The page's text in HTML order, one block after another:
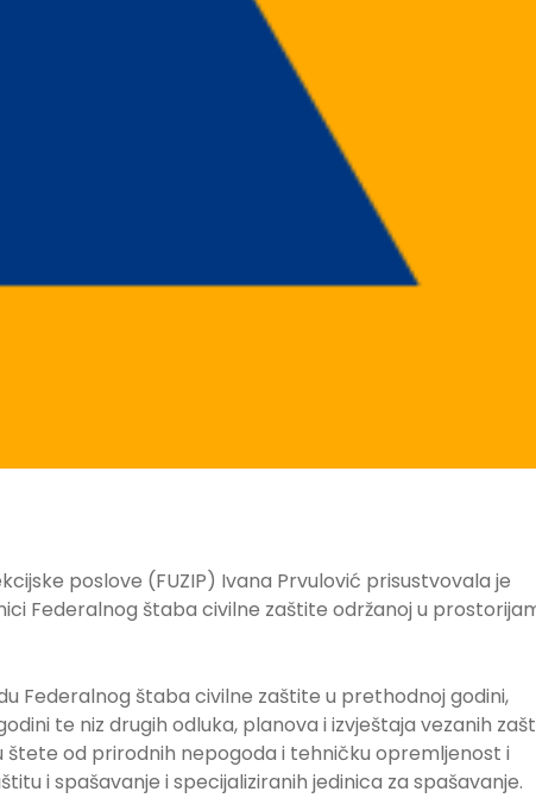
poslove (FUZIP) Ivana Prvulović prisustvovala je
Federalnog štaba civilne zaštite održanoj u
Federalnog štaba civilne zaštite u prethodnoj godini,
te niz drugih odluka, planova i izvještaja vezanih
od prirodnih nepogoda i tehničku opremljenost i
i spašavanje i specijaliziranih jedinica za spašavanje.